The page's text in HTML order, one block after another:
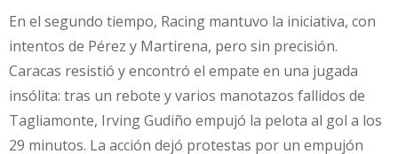
En el segundo tiempo, Racing mantuvo la iniciativa, con
intentos de Pérez y Martirena, pero sin precisión.
Caracas resistió y encontró el empate en una jugada
insólita: tras un rebote y varios manotazos fallidos de
Tagliamonte, Irving Gudiño empujó la pelota al gol a los
29 minutos. La acción dejó protestas por un empujón